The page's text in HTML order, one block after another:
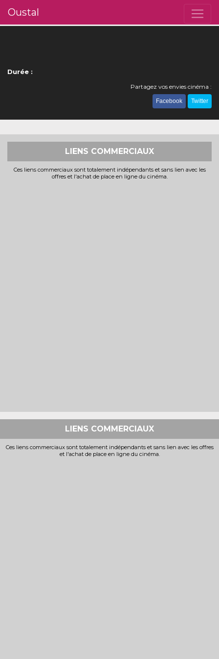
Oustal
Durée :
Partagez vos envies cinéma :
Facebook Twitter
LIENS COMMERCIAUX
Ces liens commerciaux sont totalement indépendants et sans lien avec les
offres et l'achat de place en ligne du cinéma.
LIENS COMMERCIAUX
Ces liens commerciaux sont totalement indépendants et sans lien avec les offres
et l'achat de place en ligne du cinéma.